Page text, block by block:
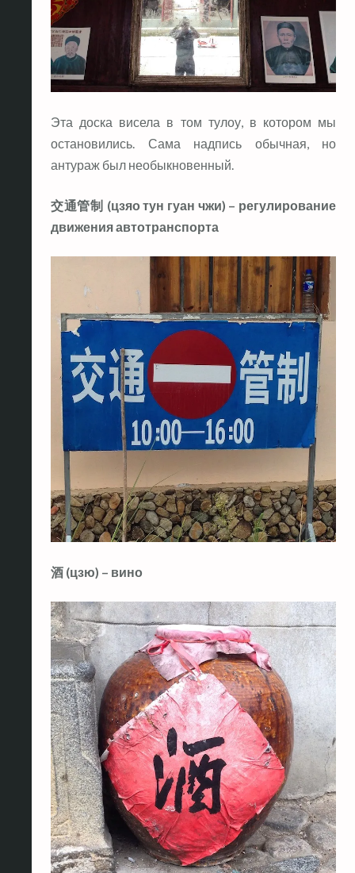
Эта доска висела в том тулоу, в котором мы
остановились. Сама надпись обычная, но
антураж был необыкновенный.
交通管制 (цзяо тун гуан чжи) – регулирование
движения автотранспорта
酒 (цзю) – вино